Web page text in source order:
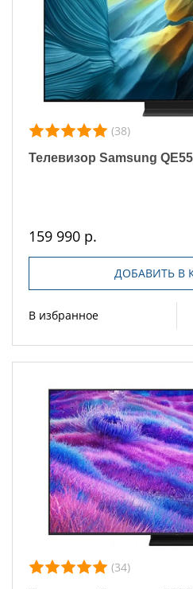
(38)
Телевизор Samsung
159 990 р.
ДОБАВИТЬ В
В избранное
(34)